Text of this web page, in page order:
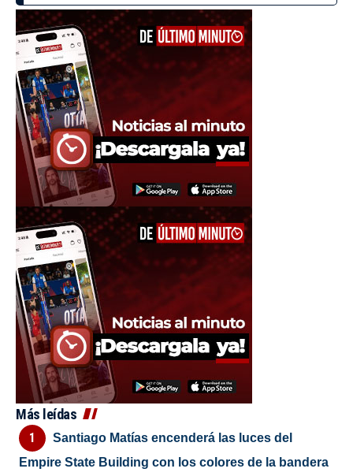
Más leídas
Santiago Matías encenderá las luces del
Empire State Building con los colores de la bandera